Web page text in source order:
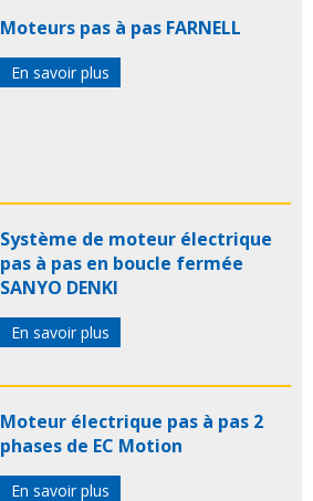
Moteurs pas à pas FARNELL
En savoir plus
Système de moteur électrique
pas à pas en boucle fermée
SANYO DENKI
En savoir plus
Moteur électrique pas à pas 2
phases de EC Motion
En savoir plus